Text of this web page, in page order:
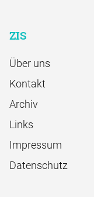
ZIS
Über uns
Kontakt
Archiv
Links
Impressum
Datenschutz